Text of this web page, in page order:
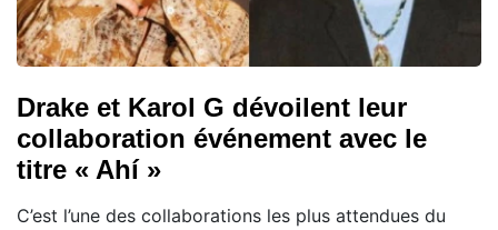
Drake et Karol G dévoilent leur
collaboration événement avec le
titre « Ahí »
C’est l’une des collaborations les plus attendues du